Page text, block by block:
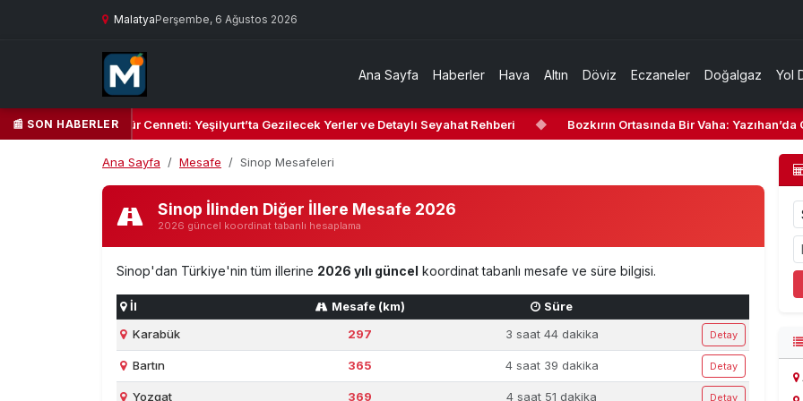
MalatyaPerşembe, 6 Ağustos 2026
Ana Sayfa Haberler Hava Altın Döviz Eczaneler Doğalgaz Yol
📰 SON HABERLER
Yeşil Kalbi ve Kültür Cenneti: Yeşilyurt’ta Gezilecek Yerler ve Detaylı Seyahat Rehberi ◆ Bozkırın Ortasında Bir Vaha:
Ana Sayfa Mesafe Sinop Mesafeleri
Sinop İlinden Diğer İllere Mesafe 2026
2026 güncel koordinat tabanlı hesaplama
Sinop'dan Türkiye'nin tüm illerine 2026 yılı güncel koordinat tabanlı mesafe ve süre bilgisi.
İl Mesafe (km)
Süre
Karabük
297 3 saat 44 dakika Detay
Bartın 365 4 saat 39 dakika Detay
Yozgat 369 4 saat 51 dakika Detay